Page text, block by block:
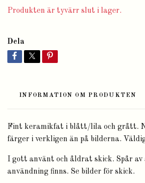
Produkten är tyvärr slut i lager.
Dela
INFORMATION OM PRODUKTEN
Fint keramikfat i blått/lila och grått.
färger i verkligen än på bilderna.
I gott använt och åldrat skick. Spår av
användning finns. Se bilder för skick.